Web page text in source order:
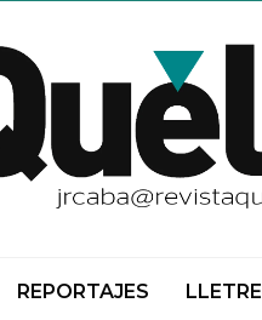
REPORTAJES